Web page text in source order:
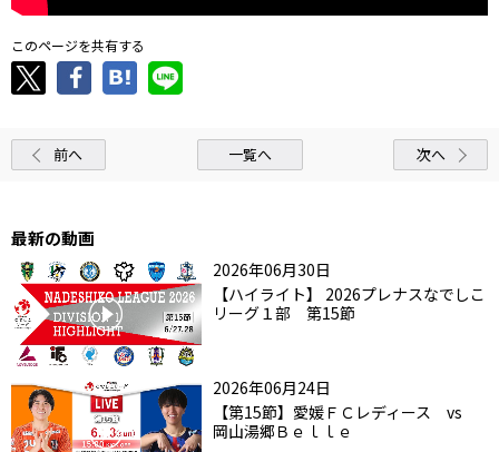
このページを共有する
前へ 一覧へ 次へ
最新の動画
2026年06月30日
【ハイライト】 2026プレナスなでしこ
リーグ１部 第15節
2026年06月24日
【第15節】愛媛ＦＣレディース vs
岡山湯郷Ｂｅｌｌｅ